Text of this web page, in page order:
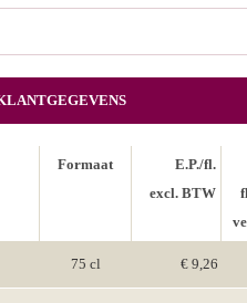
Formaat
E.P./fl.
excl. BTW
75 cl € 9,26